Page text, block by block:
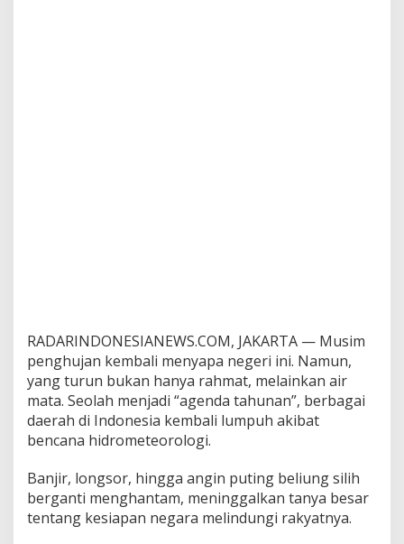
RADARINDONESIANEWS.COM, JAKARTA — Musim
penghujan kembali menyapa negeri ini. Namun,
yang turun bukan hanya rahmat, melainkan air
mata. Seolah menjadi “agenda tahunan”, berbagai
daerah di Indonesia kembali lumpuh akibat
bencana hidrometeorologi.
Banjir, longsor, hingga angin puting beliung silih
berganti menghantam, meninggalkan tanya besar
tentang kesiapan negara melindungi rakyatnya.